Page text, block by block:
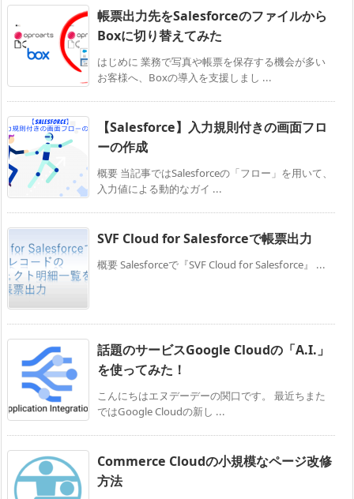
帳票出力先をSalesforceのファイルから
Boxに切り替えてみた
はじめに 業務で写真や帳票を保存する機会が多い
お客様へ、Boxの導入を支援しまし ...
【Salesforce】入力規則付きの画面フロ
ーの作成
概要 当記事ではSalesforceの「フロー」を用いて、
入力値による動的なガイ ...
SVF Cloud for Salesforceで帳票出力
概要 Salesforceで『SVF Cloud for Salesforce』 ...
話題のサービスGoogle Cloudの「A.I.」
を使ってみた！
こんにちはエヌデーデーの関口です。 最近ちまた
ではGoogle Cloudの新し ...
Commerce Cloudの小規模なページ改修
方法